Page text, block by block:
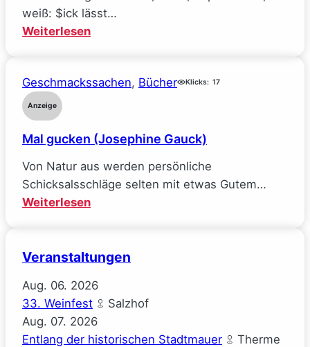
alle
meine
Ideale
(Sarah
weiß: $ick lässt…
Weiterlesen:
Geschmackssachen, Bücher Klicks: 17
Anzeige
Mal gucken (Josephine Gauck)
Von Natur aus werden persönliche
Schicksalsschläge selten mit etwas Gutem…
Weiterlesen:
(Josephine
Veranstaltungen
Aug. 06. 2026
33. Weinfest
Salzhof
Aug. 07. 2026
Entlang der historischen Stadtmauer
Therme